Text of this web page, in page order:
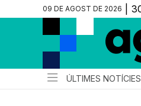
09 DE AGOST DE 2026
ÚLTIMES NOTÍCIES